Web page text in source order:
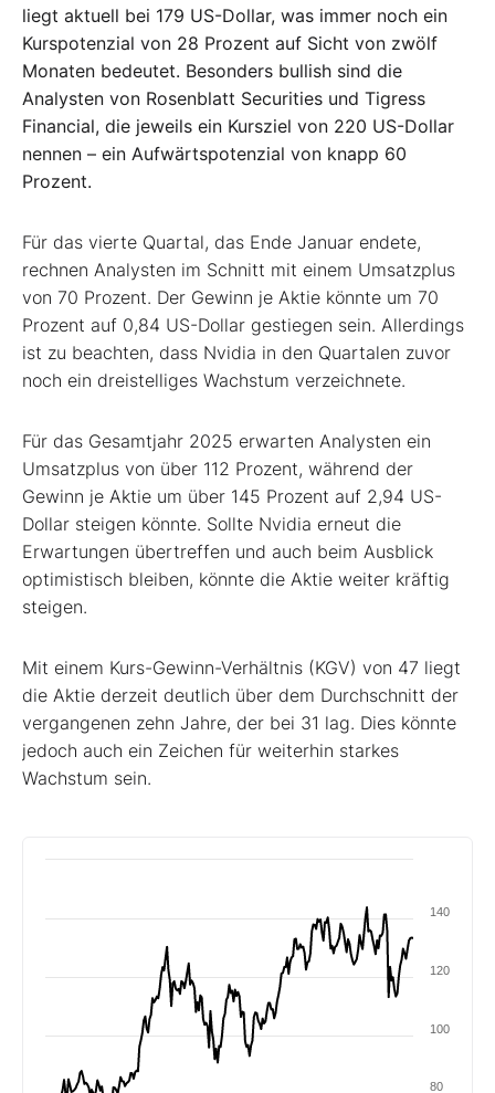
liegt aktuell bei 179 US-Dollar, was immer noch ein
Kurspotenzial von 28 Prozent auf Sicht von zwölf
Monaten bedeutet. Besonders bullish sind die
Analysten von Rosenblatt Securities und Tigress
Financial, die jeweils ein Kursziel von 220 US-Dollar
nennen – ein Aufwärtspotenzial von knapp 60
Prozent.
Für das vierte Quartal, das Ende Januar endete,
rechnen Analysten im Schnitt mit einem Umsatzplus
von 70 Prozent. Der Gewinn je Aktie könnte um 70
Prozent auf 0,84 US-Dollar gestiegen sein. Allerdings
ist zu beachten, dass Nvidia in den Quartalen zuvor
noch ein dreistelliges Wachstum verzeichnete.
Für das Gesamtjahr 2025 erwarten Analysten ein
Umsatzplus von über 112 Prozent, während der
Gewinn je Aktie um über 145 Prozent auf 2,94 US-
Dollar steigen könnte. Sollte Nvidia erneut die
Erwartungen übertreffen und auch beim Ausblick
optimistisch bleiben, könnte die Aktie weiter kräftig
steigen.
Mit einem Kurs-Gewinn-Verhältnis (KGV) von 47 liegt
die Aktie derzeit deutlich über dem Durchschnitt der
vergangenen zehn Jahre, der bei 31 lag. Dies könnte
jedoch auch ein Zeichen für weiterhin starkes
Wachstum sein.
80
100
120
140